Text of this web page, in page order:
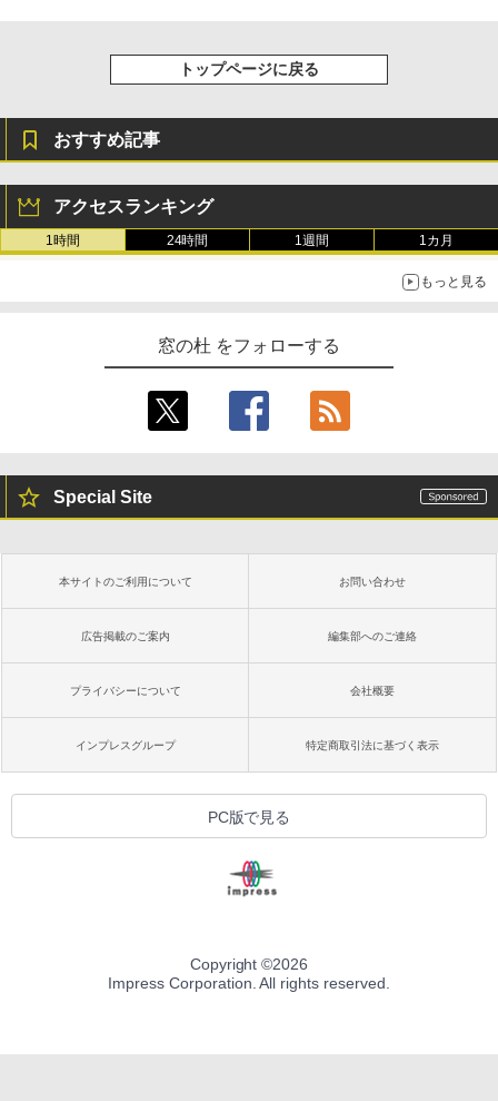
トップページに戻る
おすすめ記事
アクセスランキング
1時間 24時間 1週間 1カ月
もっと見る
窓の杜 をフォローする
Special Site
本サイトのご利用について お問い合わせ
広告掲載のご案内 編集部へのご連絡
プライバシーについて 会社概要
インプレスグループ 特定商取引法に基づく表示
PC版で見る
Copyright ©2026
Impress Corporation. All rights reserved.